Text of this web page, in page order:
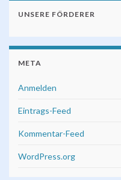
UNSERE FÖRDERER
META
Anmelden
Eintrags-Feed
Kommentar-Feed
WordPress.org